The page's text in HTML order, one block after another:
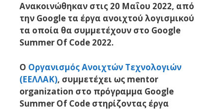
Ανακοινώθηκαν στις 20 Μαΐου 2022, από
την Google τα έργα ανοιχτού λογισμικού
τα οποία θα συμμετέχουν στο Google
Summer Of Code 2022.
Ο Οργανισμός Ανοιχτών Τεχνολογιών
(ΕΕΛΛΑΚ), συμμετέχει ως mentor
organization στο πρόγραμμα Google
Summer Of Code στηρίζοντας έργα